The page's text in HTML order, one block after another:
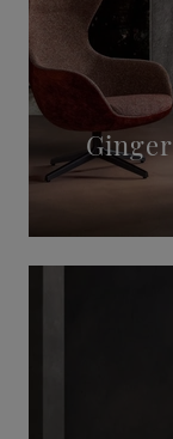
Ginger